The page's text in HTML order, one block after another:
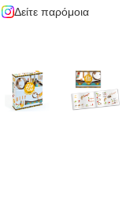
Δείτε παρόμοια